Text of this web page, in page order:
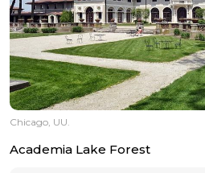
Chicago, UU.
Academia Lake Forest